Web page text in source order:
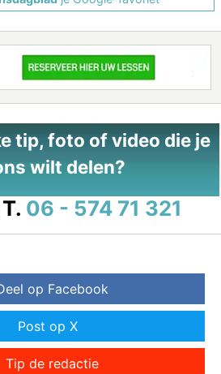
tip, foto of video die je
wilt delen?
T. 06 - 574 71 321
op Facebook
Post op X
Tip de redactie